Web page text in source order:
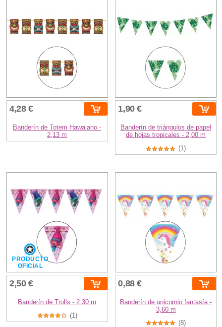
4,28 €
Banderín de Totem Hawaiano -
2,13 m
1,90 €
Banderín de triángulos de papel
de hojas tropicales - 2,00 m
(1)
PRODUCTO
OFICIAL
2,50 €
Banderín de Trolls - 2,30 m
(1)
0,88 €
Banderín de unicornio fantasía -
3,60 m
(8)